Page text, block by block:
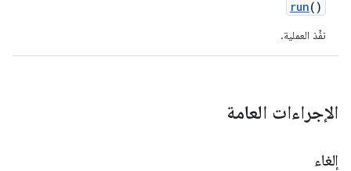
run()
نفِّذ العملية.
الإجراءات العامة
إلغاء